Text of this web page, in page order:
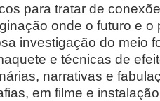
para tratar de
onde o futuro e o
investigação do meio
e técnicas de
narrativas e
em filme e